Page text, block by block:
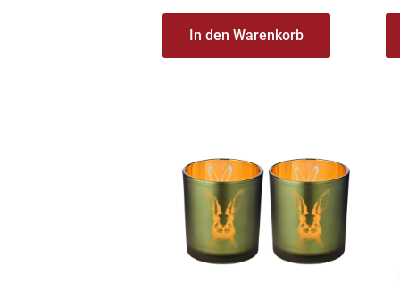
In den Warenkorb